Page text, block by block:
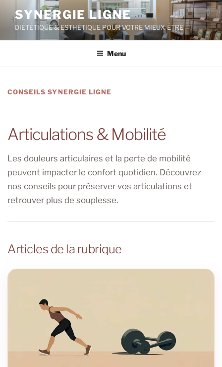
contenu
principal
SYNERGIE LIGNE
DIÉTÉTIQUE & ESTHÉTIQUE POUR VOTRE MIEUX-ÊTRE
Menu
CONSEILS SYNERGIE LIGNE
Articulations & Mobilité
Les douleurs articulaires et la perte de mobilité
peuvent impacter le confort quotidien. Découvrez
nos conseils pour préserver vos articulations et
retrouver plus de souplesse.
Articles de la rubrique